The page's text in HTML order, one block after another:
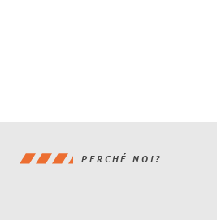
PERCHÉ NOI?